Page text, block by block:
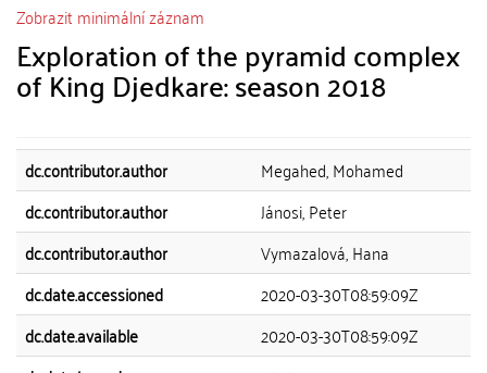
Zobrazit minimální záznam
Exploration of the pyramid complex
of King Djedkare: season 2018
dc.contributor.author
Megahed, Mohamed
dc.contributor.author
Jánosi, Peter
dc.contributor.author
Vymazalová, Hana
dc.date.accessioned
2020-03-30T08:59:09Z
dc.date.available
2020-03-30T08:59:09Z